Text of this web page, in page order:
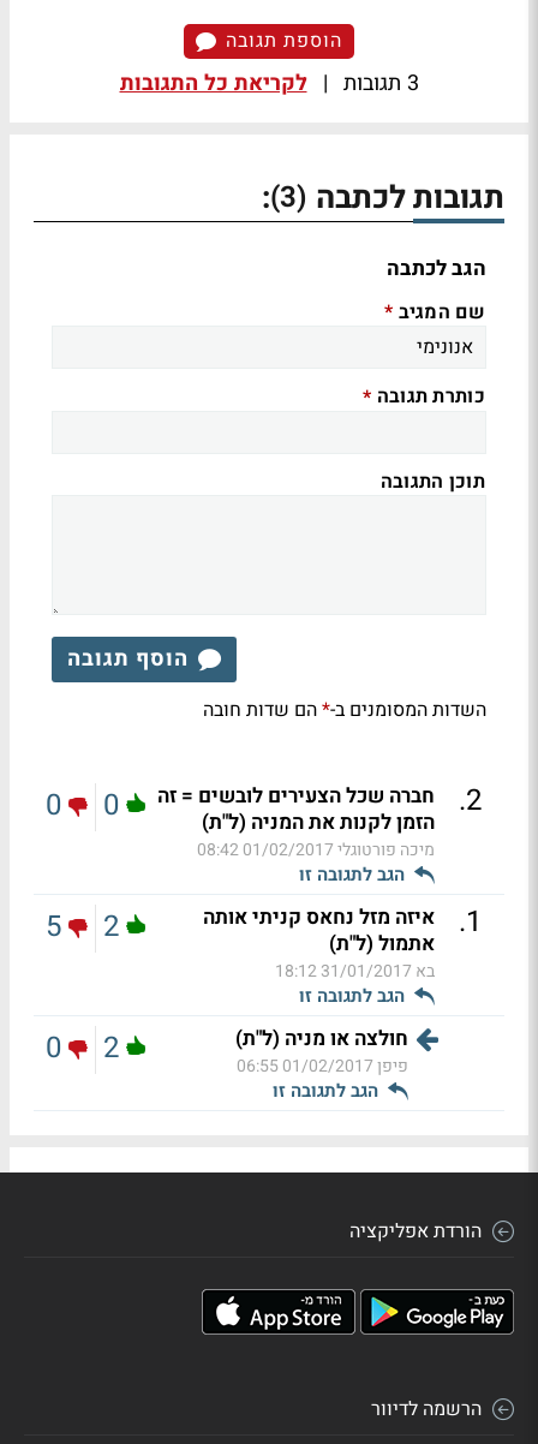
הוספת תגובה
3 תגובות | לקריאת כל התגובות
תגובות לכתבה (3)
:
הגב לכתבה
שם המגיב *
כותרת תגובה *
תוכן התגובה
הוסף תגובה
השדות המסומנים ב-*הם שדות חובה
2
.
חברה שכל הצעירים לובשים = זה
הזמן לקנות את המניה (ל"ת)
מיכה פורטוגלי01/02/2017 08:42
הגב לתגובה זו
0
0
1
.
איזה מזל נחאס קניתי אותה
אתמול (ל"ת)
בא 31/01/2017 18:12
הגב לתגובה זו
2
5
חולצה או מניה (ל"ת)
פיפן01/02/2017 06:55
הגב לתגובה זו
2
0
הורדת אפליקציה
הרשמה לדיוור